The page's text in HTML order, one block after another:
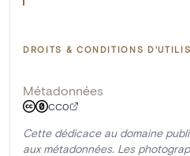
DROITS & CONDITIONS
Métadonnées
CC0
Cette dédicace au domaine
aux métadonnées. Les